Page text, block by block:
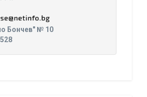
Бончев" № 10